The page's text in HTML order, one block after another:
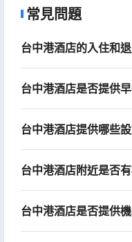
常見問題
台中港酒店的入住和
台中港酒店是否提供
台中港酒店提供哪些
台中港酒店附近是否
台中港酒店是否提供